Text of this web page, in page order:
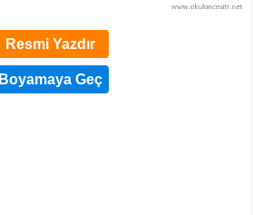
Resmi Yazdır